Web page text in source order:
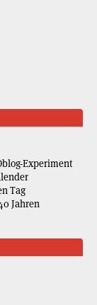
Experiment
Tag
Jahren